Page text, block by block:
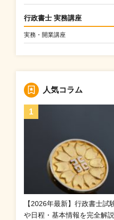
行政書士 実務講座
実務・開業講座
人気コラム
【2026年最新】行政書士
や日程・基本情報を完全解説